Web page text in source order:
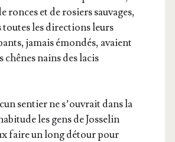
ronces et de rosiers sau­vages,
toutes les direc­tions leurs
jamais émon­dés, avaient
chênes nains des lacis
sen­tier ne s’ou­vrait dans la
les gens de Jos­se­lin
faire un long détour pour